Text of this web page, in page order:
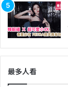
最多人看